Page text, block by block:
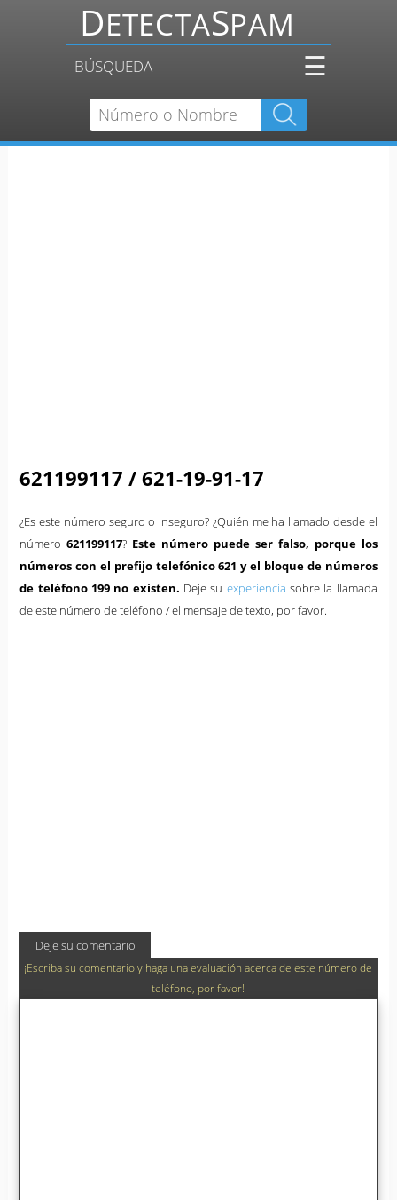
BÚSQUEDA ☰
621199117 / 621-19-91-17
¿Es este número seguro o inseguro? ¿Quién me ha llamado desde el
número621199117? Este número puede ser falso, porque los
números con el prefijo telefónico 621 y el bloque de números
de teléfono 199 no existen. Deje su experiencia sobre la llamada
de este número de teléfono / el mensaje de texto, por favor.
Deje su comentario
¡Escriba su comentario y haga una evaluación acerca de este número de
teléfono, por favor!